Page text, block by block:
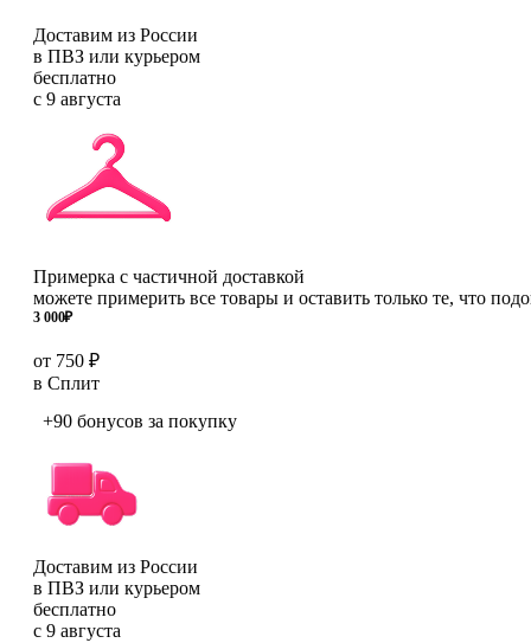
Доставим из России
в ПВЗ или курьером
бесплатно
с 9 августа
Примерка с частичной доставкой
можете примерить все товары и оставить только те, что
3 000₽
от 750 ₽
в Сплит
+90 бонусов за покупку
Доставим из России
в ПВЗ или курьером
бесплатно
с 9 августа